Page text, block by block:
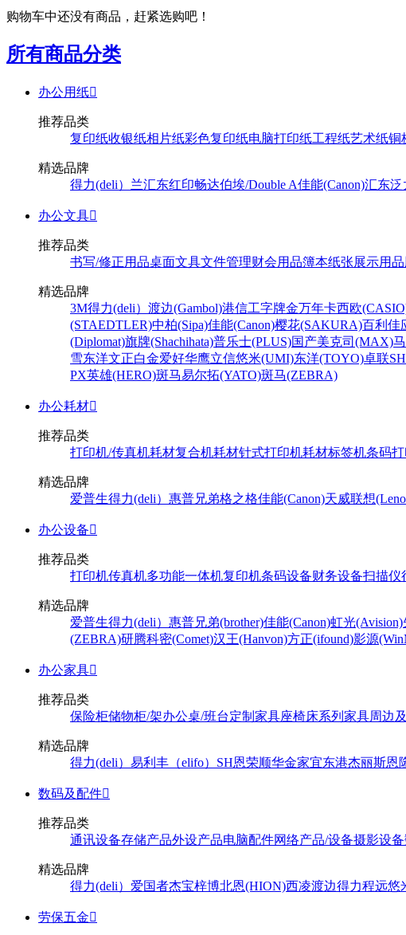
购物车中还没有商品，赶紧选购吧！
所有商品分类
办公用纸
推荐品类
复印纸收银纸相片纸彩色复印纸电脑打印纸工程纸艺术纸铜
精选品牌
得力(deli） 兰汇东红印畅达伯埃/Double A佳能(Canon)汇东泛
办公文具
推荐品类
书写/修正用品桌面文具文件管理财会用品簿本纸张展示用品
精选品牌
3M得力(deli） 渡边(Gambol)港信工字牌金万年卡西欧
(STAEDTLER)中柏(Sipa)佳能(Canon)樱花(SAKURA)百利佳
(Diplomat)旗牌(Shachihata)普乐士(PLUS)国产美克司(MAX)
雪东洋文正白金爱好华鹰立信悠米(UMI)东洋(TOYO)卓联SH
PX英雄(HERO)斑马易尔拓(YATO)斑马(ZEBRA)
办公耗材
推荐品类
打印机/传真机耗材复合机耗材针式打印机耗材标签机条码
精选品牌
爱普生得力(deli） 惠普兄弟格之格佳能(Canon)天威联想
办公设备
推荐品类
打印机传真机多功能一体机复印机条码设备财务设备扫描仪
精选品牌
爱普生得力(deli） 惠普兄弟(brother)佳能(Canon)虹光(Avision)
(ZEBRA)研腾科密(Comet)汉王(Hanvon)方正(ifound)影源
办公家具
推荐品类
保险柜储物柜/架办公桌/班台定制家具座椅床系列 家具周边
精选品牌
得力(deli） 易利丰（elifo） SH恩荣顺华金家宜东港杰丽斯恩
数码及配件
推荐品类
通讯设备存储产品外设产品电脑配件网络产品/设备摄影设备
精选品牌
得力(deli） 爱国者杰宝梓博北恩(HION)西凌渡边得力程远悠
劳保五金